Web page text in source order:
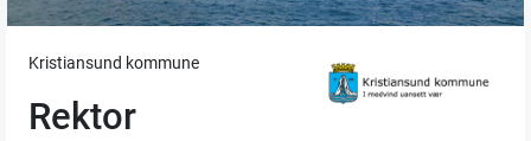
Kristiansund kommune
Rektor